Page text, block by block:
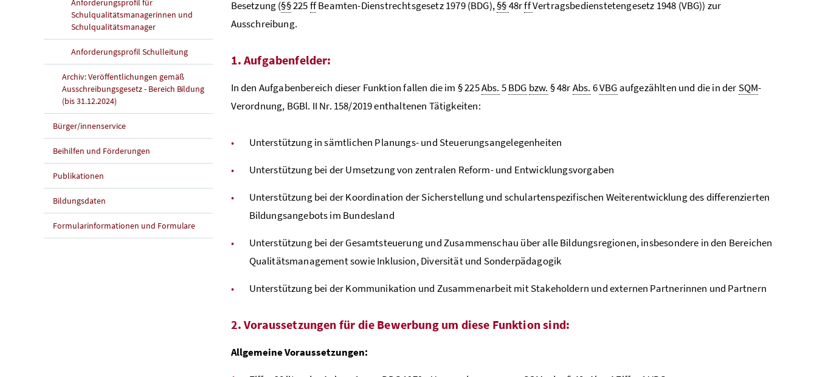
Schulqualitätsmanagerinnen und
Schulqualitätsmanager
Anforderungsprofil Schulleitung
Archiv: Veröffentlichungen gemäß
Ausschreibungsgesetz - Bereich Bildung
(bis 31.12.2024)
Bürger/innenservice
Beihilfen und Förderungen
Publikationen
Bildungsdaten
Formularinformationen und Formulare
Besetzung (§§225ffBeamten-Dienstrechtsgesetz 1979 (BDG),§§48rffVertragsbedienstetengesetz 1948 (VBG)) zur
Ausschreibung.
1. Aufgabenfelder:
In den Aufgabenbereich dieser Funktion fallen die im § 225Abs. 5BDG bzw. § 48rAbs. 6VBG aufgezählten und die in der SQM-
Verordnung, BGBl. II Nr. 158/2019 enthaltenen Tätigkeiten:
Unterstützung in sämtlichen Planungs- und Steuerungsangelegenheiten
Unterstützung bei der Umsetzung von zentralen Reform- und Entwicklungsvorgaben
Unterstützung bei der Koordination der Sicherstellung und schulartenspezifischen Weiterentwicklung des differenzierten
Bildungsangebots im Bundesland
Unterstützung bei der Gesamtsteuerung und Zusammenschau über alle Bildungsregionen, insbesondere in den Bereichen
Qualitätsmanagement sowie Inklusion, Diversität und Sonderpädagogik
Unterstützung bei der Kommunikation und Zusammenarbeit mit Stakeholdern und externen Partnerinnen und Partnern
2. Voraussetzungen für die Bewerbung um diese Funktion sind:
Allgemeine Voraussetzungen: